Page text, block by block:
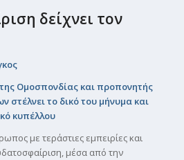
δείχνει τον
Οµοσπονδίας και προπονητής
στέλνει το δικό του µήνυµα και
κυπέλλου
µε τεράστιες εµπειρίες και
µέσα από την